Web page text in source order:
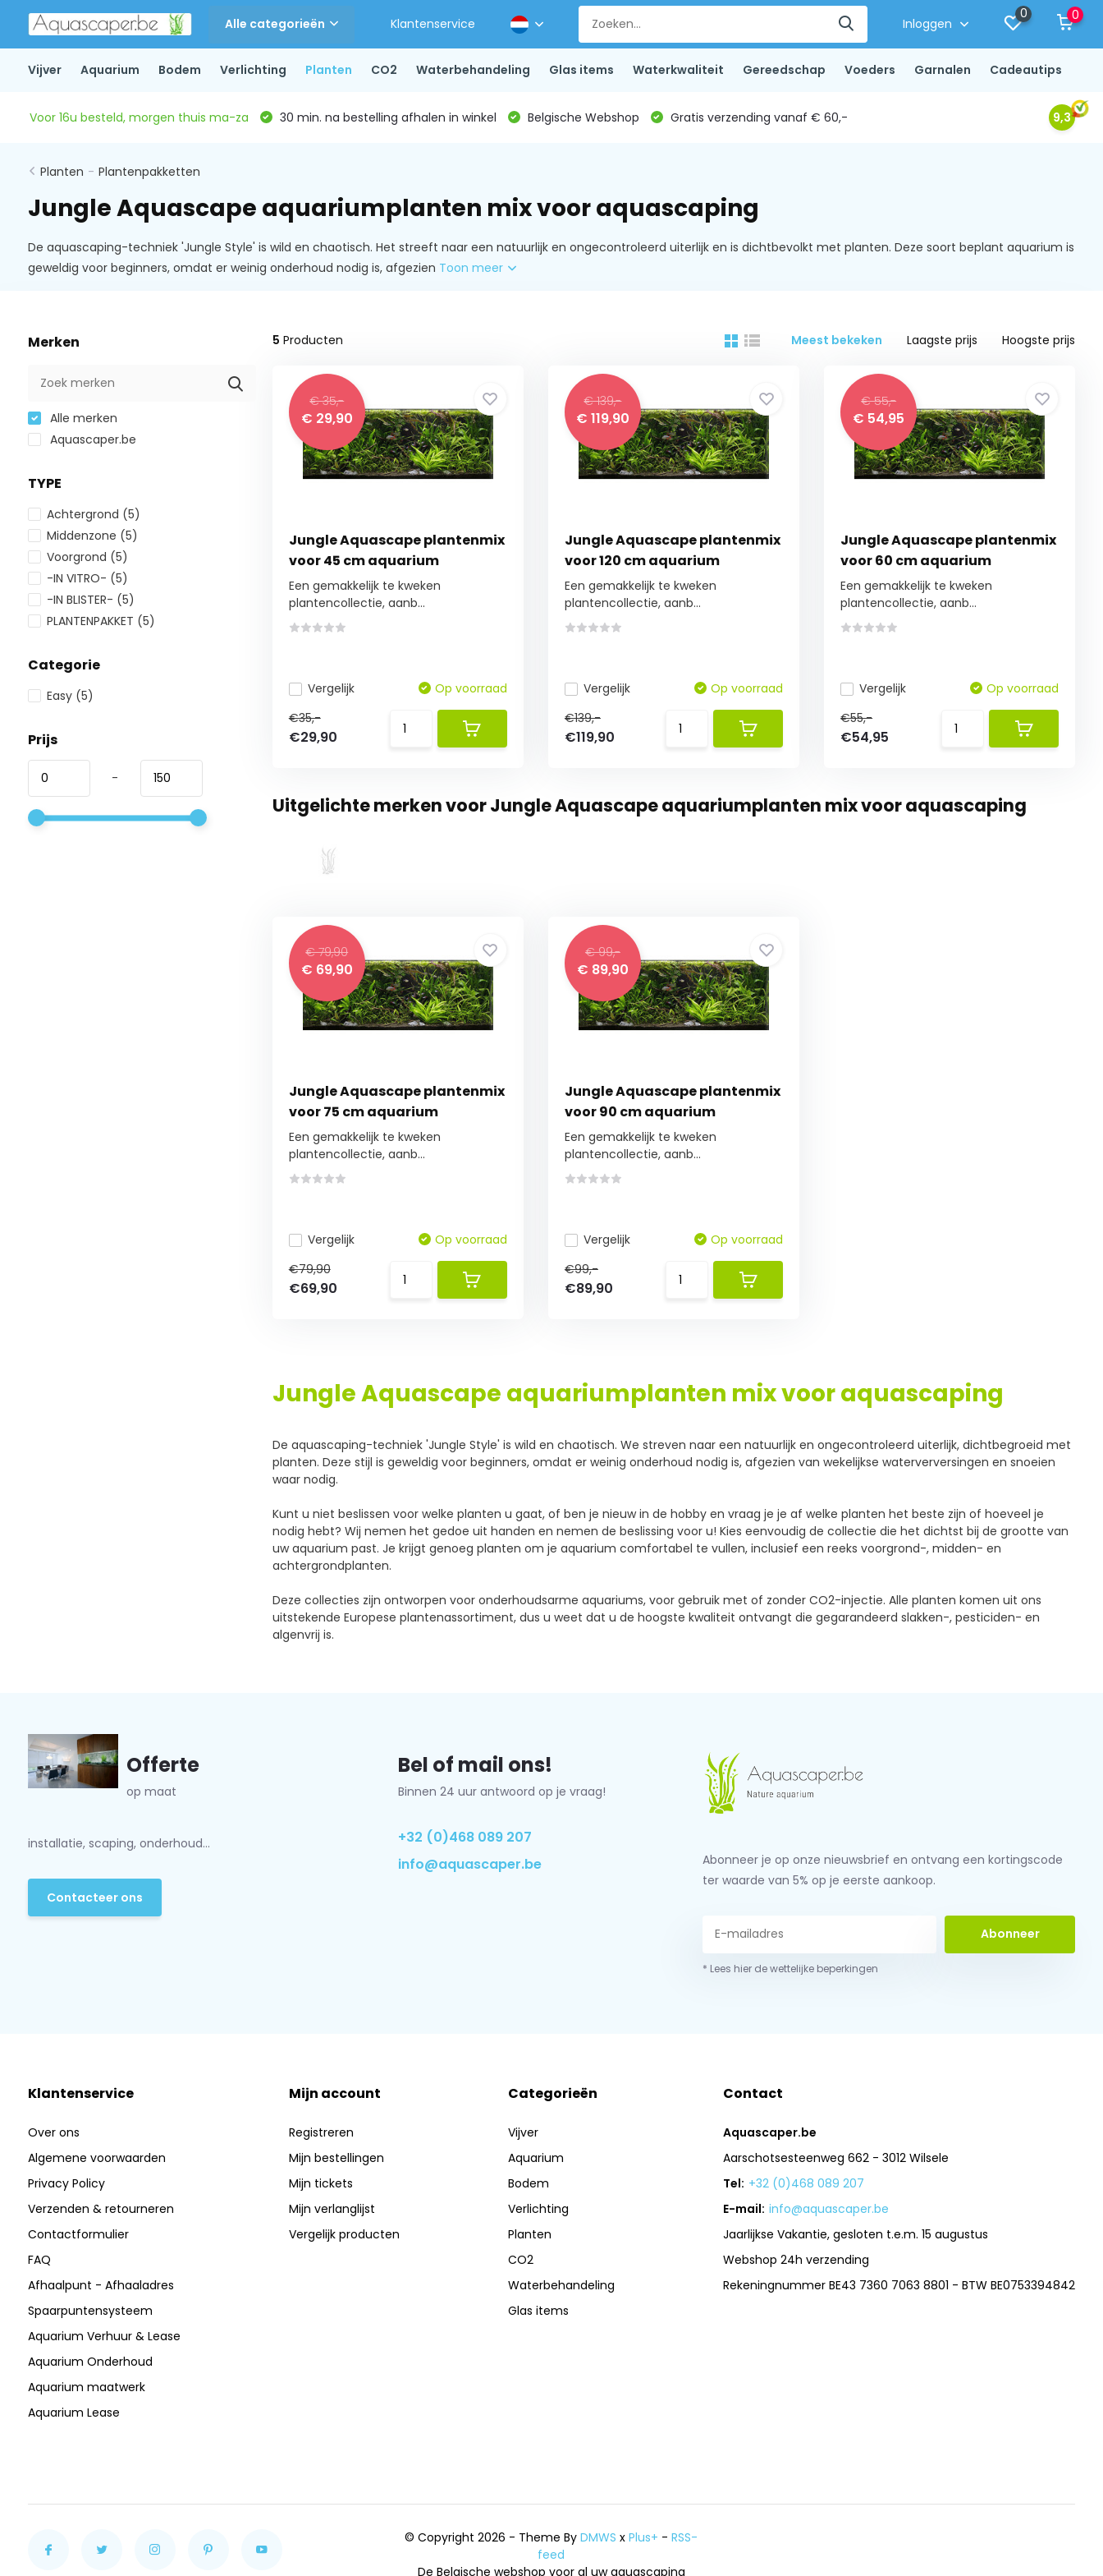
Alle categorieën Klantenservice Inloggen
0 0
Vijver Aquarium Bodem Verlichting Planten CO2 Waterbehandeling Glas items Waterkwaliteit Gereedschap Voeders Garnalen Cadeautips
Voor 16u besteld, morgen thuis ma-za 30 min. na bestelling afhalen in winkel Belgische Webshop Gratis verzending vanaf € 60,- 9,3
Planten - Plantenpakketten
Jungle Aquascape aquariumplanten mix voor aquascaping
De aquascaping-techniek 'Jungle Style' is wild en chaotisch. Het streeft naar een natuurlijk en ongecontroleerd uiterlijk en is dichtbevolkt met planten. Deze soort beplant aquarium is
geweldig voor beginners, omdat er weinig onderhoud nodig is, afgezien Toon meer
Merken
Alle merken
Aquascaper.be
TYPE
Achtergrond (5)
Middenzone (5)
Voorgrond (5)
-IN VITRO- (5)
-IN BLISTER- (5)
PLANTENPAKKET (5)
Categorie
Easy (5)
Prijs
-
5 Producten Meest bekeken Laagste prijs Hoogste prijs
€ 35,-
€ 29,90
Jungle Aquascape plantenmix
voor 45 cm aquarium
Een gemakkelijk te kweken
plantencollectie, aanb...
Vergelijk
Op voorraad
€35,-
€29,90
€ 139,-
€ 119,90
Jungle Aquascape plantenmix
voor 120 cm aquarium
Een gemakkelijk te kweken
plantencollectie, aanb...
Vergelijk
Op voorraad
€139,-
€119,90
€ 55,-
€ 54,95
Jungle Aquascape plantenmix
voor 60 cm aquarium
Een gemakkelijk te kweken
plantencollectie, aanb...
Vergelijk
Op voorraad
€55,-
€54,95
Uitgelichte merken voor Jungle Aquascape aquariumplanten mix voor aquascaping
€ 79,90
€ 69,90
Jungle Aquascape plantenmix
voor 75 cm aquarium
Een gemakkelijk te kweken
plantencollectie, aanb...
Vergelijk
Op voorraad
€79,90
€69,90
€ 99,-
€ 89,90
Jungle Aquascape plantenmix
voor 90 cm aquarium
Een gemakkelijk te kweken
plantencollectie, aanb...
Vergelijk
Op voorraad
€99,-
€89,90
Jungle Aquascape aquariumplanten mix voor aquascaping
De aquascaping-techniek 'Jungle Style' is wild en chaotisch. We streven naar een natuurlijk en ongecontroleerd uiterlijk, dichtbegroeid met
planten. Deze stijl is geweldig voor beginners, omdat er weinig onderhoud nodig is, afgezien van wekelijkse waterverversingen en snoeien
waar nodig.
Kunt u niet beslissen voor welke planten u gaat, of ben je nieuw in de hobby en vraag je je af welke planten het beste zijn of hoeveel je
nodig hebt? Wij nemen het gedoe uit handen en nemen de beslissing voor u! Kies eenvoudig de collectie die het dichtst bij de grootte van
uw aquarium past. Je krijgt genoeg planten om je aquarium comfortabel te vullen, inclusief een reeks voorgrond-, midden- en
achtergrondplanten.
Deze collecties zijn ontworpen voor onderhoudsarme aquariums, voor gebruik met of zonder CO2-injectie. Alle planten komen uit ons
uitstekende Europese plantenassortiment, dus u weet dat u de hoogste kwaliteit ontvangt die gegarandeerd slakken-, pesticiden- en
algenvrij is.
Offerte
op maat
installatie, scaping, onderhoud...
Contacteer ons
Bel of mail ons!
Binnen 24 uur antwoord op je vraag!
+32 (0)468 089 207
info@aquascaper.be
Abonneer je op onze nieuwsbrief en ontvang een kortingscode
ter waarde van 5% op je eerste aankoop.
Abonneer
* Lees hier de wettelijke beperkingen
Klantenservice
Over ons
Algemene voorwaarden
Privacy Policy
Verzenden & retourneren
Contactformulier
FAQ
Afhaalpunt - Afhaaladres
Spaarpuntensysteem
Aquarium Verhuur & Lease
Aquarium Onderhoud
Aquarium maatwerk
Aquarium Lease
Mijn account
Registreren
Mijn bestellingen
Mijn tickets
Mijn verlanglijst
Vergelijk producten
Categorieën
Vijver
Aquarium
Bodem
Verlichting
Planten
CO2
Waterbehandeling
Glas items
Contact
Aquascaper.be
Aarschotsesteenweg 662 - 3012 Wilsele
Tel: +32 (0)468 089 207
E-mail: info@aquascaper.be
Jaarlijkse Vakantie, gesloten t.e.m. 15 augustus
Webshop 24h verzending
Rekeningnummer BE43 7360 7063 8801 - BTW BE0753394842
© Copyright 2026 - Theme ByDMWS xPlus+ -RSS-
feed
De Belgische webshop voor al uw aquascaping